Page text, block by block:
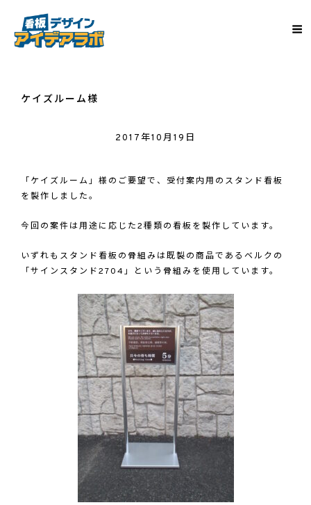
ケイズルーム様
2017年10月19日
「ケイズルーム」様のご要望で、受付案内用のスタンド看板
を製作しました。
今回の案件は用途に応じた2種類の看板を製作しています。
いずれもスタンド看板の骨組みは既製の商品であるベルクの
「サインスタンド2704」という骨組みを使用しています。